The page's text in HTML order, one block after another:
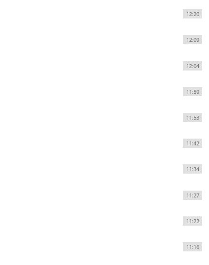
12:20
12:09
12:04
11:59
11:53
11:42
11:34
11:27
11:22
11:16